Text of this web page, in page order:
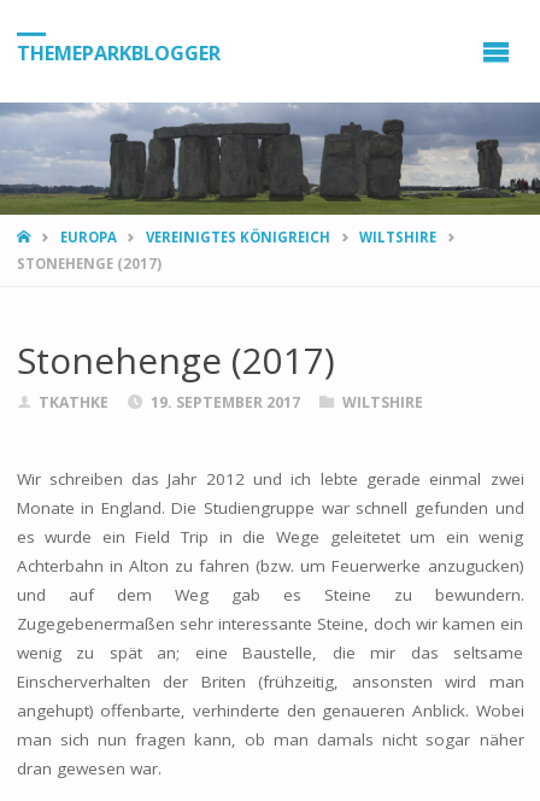
THEMEPARKBLOGGER
HOMEEUROPA VEREINIGTES KÖNIGREICH
WILTSHIRE
STONEHENGE (2017)
Stonehenge (2017)
TKATHKE 19. SEPTEMBER 2017 WILTSHIRE
Wir schreiben das Jahr 2012 und ich lebte gerade einmal zwei
Monate in England. Die Studiengruppe war schnell gefunden und
es wurde ein Field Trip in die Wege geleitetet um ein wenig
Achterbahn in Alton zu fahren (bzw. um Feuerwerke anzugucken)
und auf dem Weg gab es Steine zu bewundern.
Zugegebenermaßen sehr interessante Steine, doch wir kamen ein
wenig zu spät an; eine Baustelle, die mir das seltsame
Einscherverhalten der Briten (frühzeitig, ansonsten wird man
angehupt) offenbarte, verhinderte den genaueren Anblick. Wobei
man sich nun fragen kann, ob man damals nicht sogar näher
dran gewesen war.